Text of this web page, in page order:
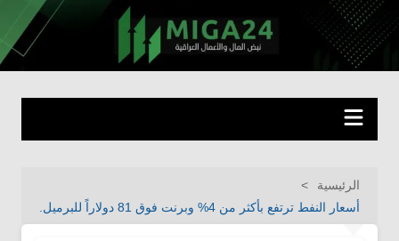
التجاوز
إلى
المحتوى
miga24.com نبض المال والأعمال العراقية
الرئيسية
أسعار النفط ترتفع بأكثر من 4% وبرنت فوق 81 دولاراً للبرميل.